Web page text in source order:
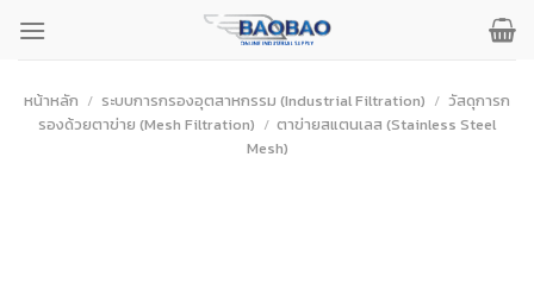
เนื้อหาหน้าหลัก / ระบบการกรองอุตสาหกรรม (Industrial Filtration) / วัสดุการก
รองด้วยตาข่าย (Mesh Filtration) / ตาข่ายสแตนเลส (Stainless Steel
Mesh)